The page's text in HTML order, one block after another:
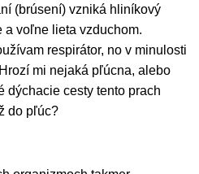
(brúsení) vzniká hliníkový
a voľne lieta vzduchom.
respirátor, no v minulosti
mi nejaká pľúcna, alebo
dýchacie cesty tento prach
do pľúc?